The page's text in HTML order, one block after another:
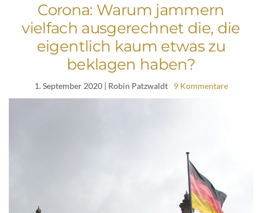
Corona: Warum jammern
vielfach ausgerechnet die, die
eigentlich kaum etwas zu
beklagen haben?
1. September 2020| Robin Patzwaldt 9 Kommentare